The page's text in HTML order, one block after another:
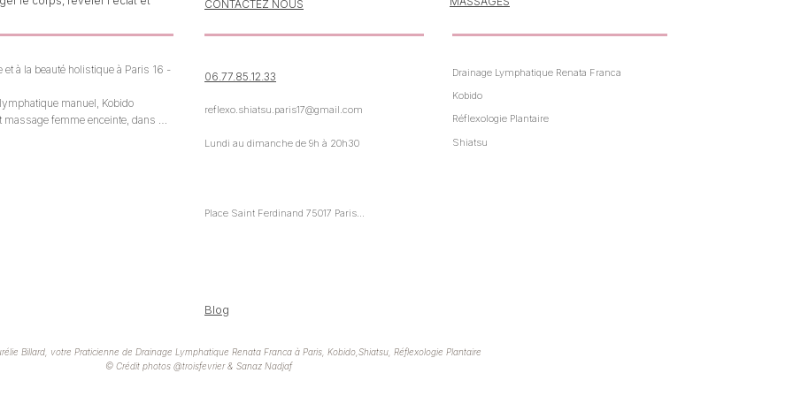
durables CONTACTEZ NOUS
06.77.85.12.33
reflexo.shiatsu.paris17@gmail.com
Lundi au dimanche de 9h à 20h30
Drainage Lymphatique Renata Franca
Kobido
Réflexologie Plantaire
Shiatsu
et à la beauté holistique à Paris 16 -
manuel, Kobido
massage femme enceinte, dans
Place Saint Ferdinand 75017 Paris
Blog
Billard, votre Praticienne de Drainage Lymphatique Renata Franca à Paris, Kobido,Shiatsu, Réflexologie Plantaire
© Crédit photos @troisfevrier & Sanaz Nadjaf